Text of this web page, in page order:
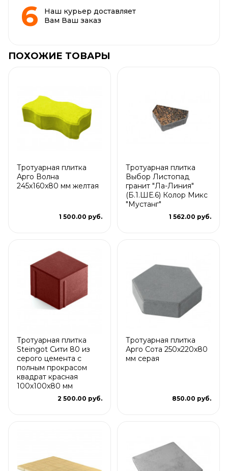
Наш курьер доставляет
Вам Ваш заказ
ПОХОЖИЕ ТОВАРЫ
Тротуарная плитка
Арго Волна
245x160x80 мм желтая
1 500.00 руб.
Тротуарная плитка
Выбор Листопад
гранит "Ла-Линия"
(Б.1.ШЕ.6) Колор Микс
"Мустанг"
1 562.00 руб.
Тротуарная плитка
Steingot Сити 80 из
серого цемента с
полным прокрасом
квадрат красная
100х100х80 мм
2 500.00 руб.
Тротуарная плитка
Арго Сота 250x220x80
мм серая
850.00 руб.